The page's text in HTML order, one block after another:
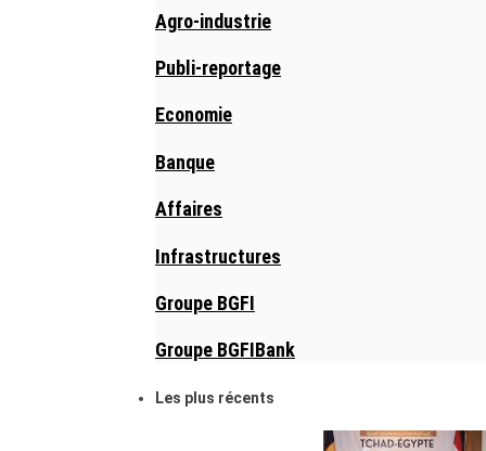
Agro-industrie
Publi-reportage
Economie
Banque
Affaires
Infrastructures
Groupe BGFI
Groupe BGFIBank
Les plus récents